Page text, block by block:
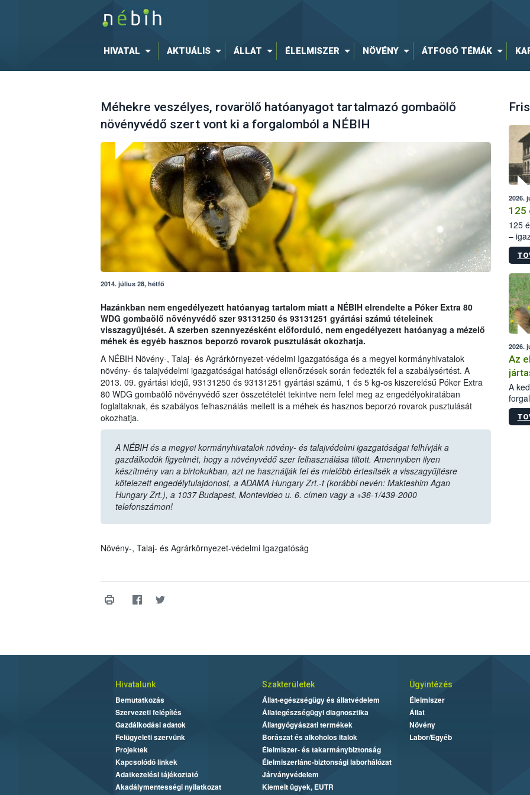
HIVATAL AKTUÁLIS ÁLLAT ÉLELMISZER NÖVÉNY ÁTFOGÓ TÉMÁK
Méhekre veszélyes, rovarölő hatóanyagot tartalmazó gombaölő
növényvédő szert vont ki a forgalomból a NÉBIH
2014. július 28, hétfő
Hazánkban nem engedélyezett hatóanyag tartalom miatt a NÉBIH elrendelte a Póker Extra 80
WDG gombaölő növényvédő szer 93131250 és 93131251 gyártási számú tételeinek
visszagyűjtését. A szerben szennyezésként előforduló, nem engedélyezett hatóanyag a mézelő
méhek és egyéb hasznos beporzó rovarok pusztulását okozhatja.
A NÉBIH Növény-, Talaj- és Agrárkörnyezet-védelmi Igazgatósága és a megyei kormányhivatalok
növény- és talajvédelmi igazgatóságai hatósági ellenőrzések során fedezték fel a szabálysértést. A
2013. 09. gyártási idejű, 93131250 és 93131251 gyártási számú, 1 és 5 kg-os kiszerelésű Póker Extra
80 WDG gombaölő növényvédő szer összetételét tekintve nem felel meg az engedélyokiratában
foglaltaknak, és szabályos felhasználás mellett is a méhek és hasznos beporzó rovarok pusztulását
okozhatja.
A NÉBIH és a megyei kormányhivatalok növény- és talajvédelmi igazgatóságai felhívják a
gazdálkodók figyelmét, hogy a növényvédő szer felhasználása tiltott. Amennyiben ilyen
készítmény van a birtokukban, azt ne használják fel és mielőbb értesítsék a visszagyűjtésre
kötelezett engedélytulajdonost, a ADAMA Hungary Zrt.-t (korábbi nevén: Makteshim Agan
Hungary Zrt.), a 1037 Budapest, Montevideo u. 6. címen vagy a +36-1/439-2000
telefonszámon!
Növény-, Talaj- és Agrárkörnyezet-védelmi Igazgatóság
2026.
125
125
–
15.
2026.
Az
A
Hivatalunk
Bemutatkozás
Szervezeti felépítés
Gazdálkodási adatok
Felügyeleti szervünk
Projektek
Kapcsolódó linkek
Adatkezelési tájékoztató
Akadálymentességi nyilatkozat
Szakterületek
Állat-egészségügy és állatvédelem
Állategészségügyi diagnosztika
Állatgyógyászati termékek
Borászat és alkoholos italok
Élelmiszer- és takarmánybiztonság
Élelmiszerlánc-biztonsági laborhálózat
Járványvédelem
Kiemelt ügyek, EUTR
Ügyintézés
Élelmiszer
Állat
Növény
Labor/Egyéb